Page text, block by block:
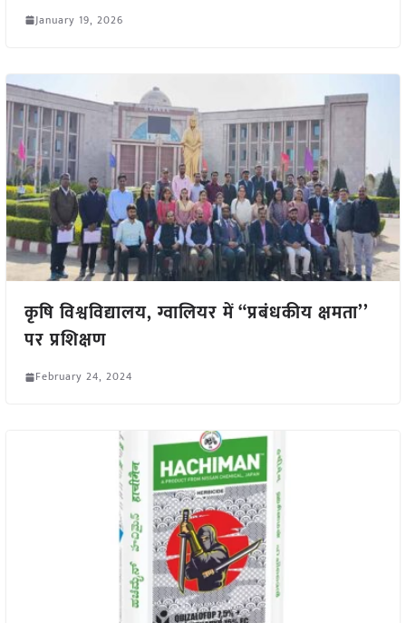
January 19, 2026
कृषि विश्वविद्यालय, ग्वालियर में “प्रबंधकीय क्षमता’’
पर प्रशिक्षण
February 24, 2024